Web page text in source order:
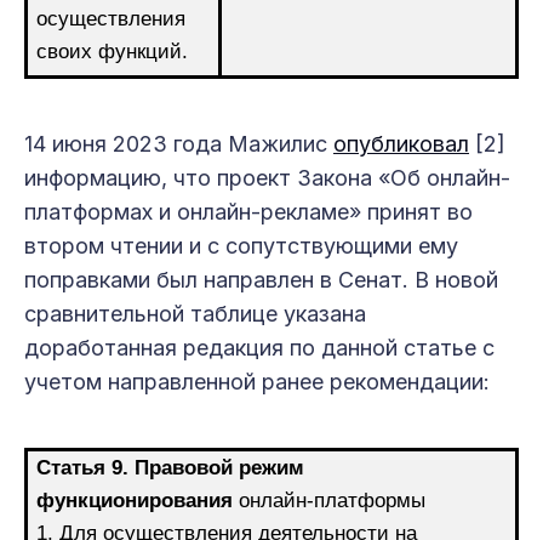
осуществления
своих функций.
14 июня 2023 года Мажилис опубликовал [2]
информацию, что проект Закона «Об онлайн-
платформах и онлайн-рекламе» принят во
втором чтении и с сопутствующими ему
поправками был направлен в Сенат. В новой
сравнительной таблице указана
доработанная редакция по данной статье с
учетом направленной ранее рекомендации:
Статья 9. Правовой режим
функционирования онлайн-платформы
1. Для осуществления деятельности на